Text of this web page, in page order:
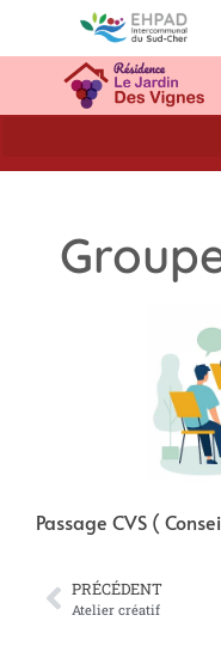
Passage CVS (
PRÉCÉDENT
Atelier créatif